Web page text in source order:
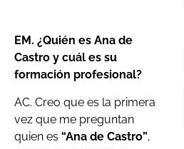
EM. ¿Quién es Ana de
Castro y cuál es su
formación profesional?
AC. Creo que es la primera
vez que me preguntan
quien es “Ana de Castro”,